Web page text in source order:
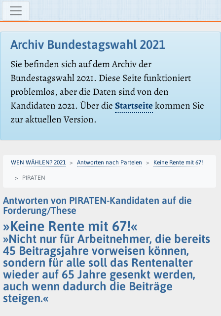
Archiv Bundestagswahl 2021
Sie befinden sich auf dem Archiv der
Bundestagswahl 2021. Diese Seite funktioniert
problemlos, aber die Daten sind von den
Kandidaten 2021. Über dieStartseitekommen Sie
zur aktuellen Version.
WEN WÄHLEN? 2021 Antworten nach Parteien Keine Rente mit 67!
PIRATEN
Antworten von PIRATEN-Kandidaten auf die
Forderung/These
»Keine Rente mit 67!«
»Nicht nur für Arbeitnehmer, die bereits
45 Beitragsjahre vorweisen können,
sondern für alle soll das Rentenalter
wieder auf 65 Jahre gesenkt werden,
auch wenn dadurch die Beiträge
steigen.«